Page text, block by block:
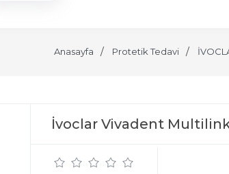
Anasayfa Protetik Tedavi
İvoclar Vivadent